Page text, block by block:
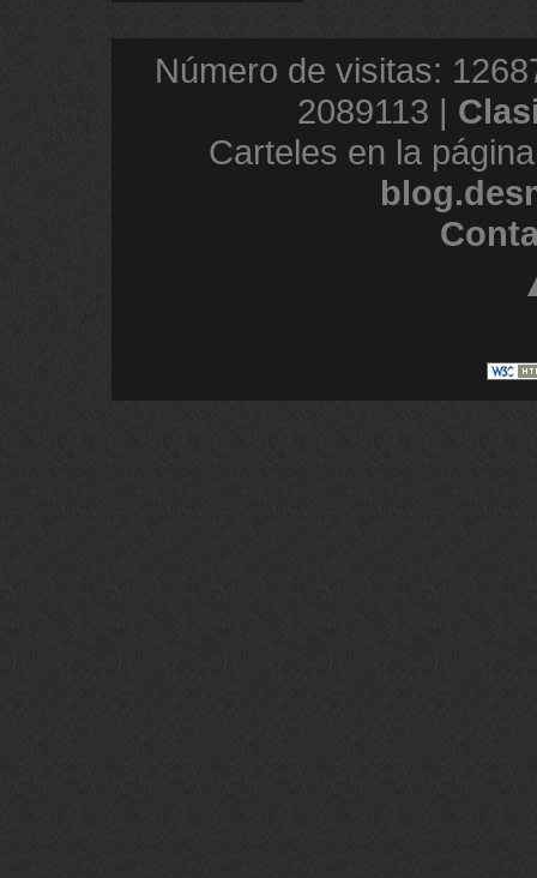
Número de visitas:
2089113 |
Carteles en la